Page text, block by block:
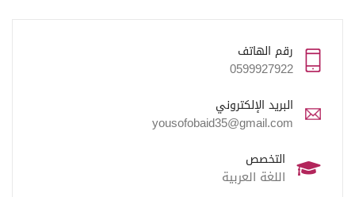
رقم الهاتف
0599927922
البريد الإلكتروني
yousofobaid35@gmail.com
التخصص
اللغة العربية